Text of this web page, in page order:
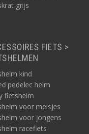
grijs
FIETS >
kind
pedelec helm
fietshelm
voor meisjes
voor jongens
racefiets